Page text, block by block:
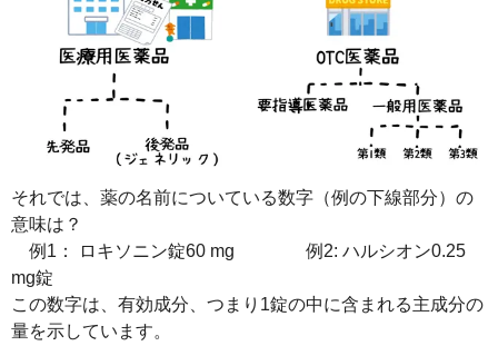
それでは、薬の名前についている数字（例の下線部分）の
意味は？
例1： ロキソニン錠60 mg 例2: ハルシオン0.25
mg錠
この数字は、有効成分、つまり1錠の中に含まれる主成分の
量を示しています。